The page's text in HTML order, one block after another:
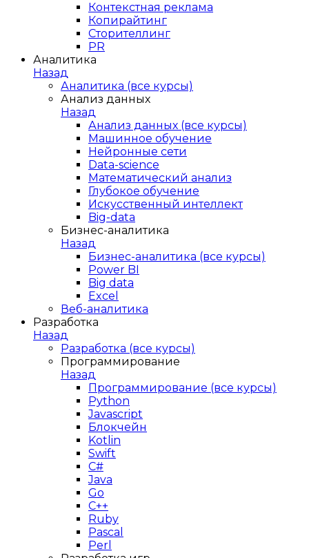
Контекстная реклама
Копирайтинг
Сторителлинг
PR
Аналитика
Назад
Аналитика (все курсы)
Анализ данных
Назад
Анализ данных (все курсы)
Машинное обучение
Нейронные сети
Data-science
Математический анализ
Глубокое обучение
Искусственный интеллект
Big-data
Бизнес-аналитика
Назад
Бизнес-аналитика (все курсы)
Power BI
Big data
Excel
Веб-аналитика
Разработка
Назад
Разработка (все курсы)
Программирование
Назад
Программирование (все курсы)
Python
Javascript
Блокчейн
Kotlin
Swift
C#
Java
Go
C++
Ruby
Pascal
Perl